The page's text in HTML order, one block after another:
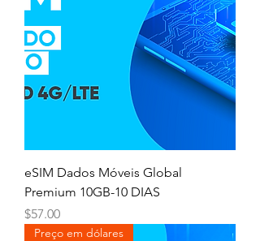
eSIM Dados Móveis Global
Premium 10GB-10 DIAS
Price
$57.00
Preço em dólares